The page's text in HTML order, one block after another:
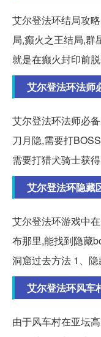
艾尔登法环结局攻
局,癫火之王结局,群
就是在癫火封印前
艾尔登法环法师
艾尔登法环法师必
刀月隐,需要打
需要打猎犬骑士获
艾尔登法环隐藏
艾尔登法环游戏中
布那里,能找到隐藏
洞窟过去方法 1、隐
艾尔登法环风车
由于风车村在亚坛